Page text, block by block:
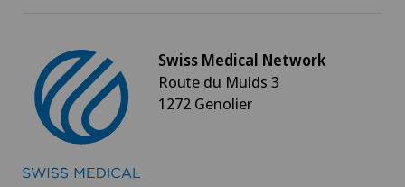
Mund- Kiefer- und Gesichtschirurgie
Myome
Swiss Medical Network
Route du Muids 3
1272 Genolier